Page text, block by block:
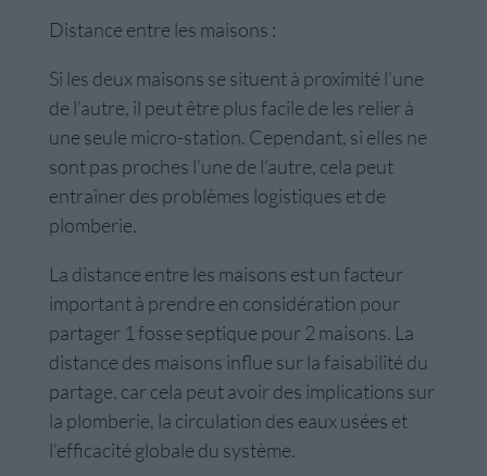
Distance entre les maisons :
Si les deux maisons se situent à proximité l’une
de l’autre, il peut être plus facile de les relier à
une seule micro-station. Cependant, si elles ne
sont pas proches l’une de l’autre, cela peut
entraîner des problèmes logistiques et de
plomberie.
La distance entre les maisons est un facteur
important à prendre en considération pour
partager 1 fosse septique pour 2 maisons. La
distance des maisons influe sur la faisabilité du
partage, car cela peut avoir des implications sur
la plomberie, la circulation des eaux usées et
l’efficacité globale du système.